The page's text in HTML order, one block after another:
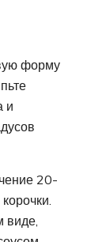
форму
и
20-
виде,